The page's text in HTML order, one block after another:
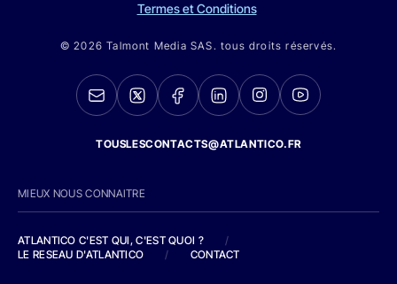
Termes et Conditions
© 2026 Talmont Media SAS. tous droits réservés.
TOUSLESCONTACTS@ATLANTICO.FR
MIEUX NOUS CONNAITRE
ATLANTICO C'EST QUI, C'EST QUOI ?
/
LE RESEAU D'ATLANTICO
/ CONTACT